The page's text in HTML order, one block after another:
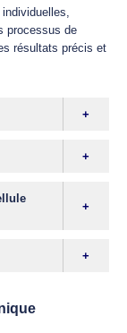
processus de
résultats précis et